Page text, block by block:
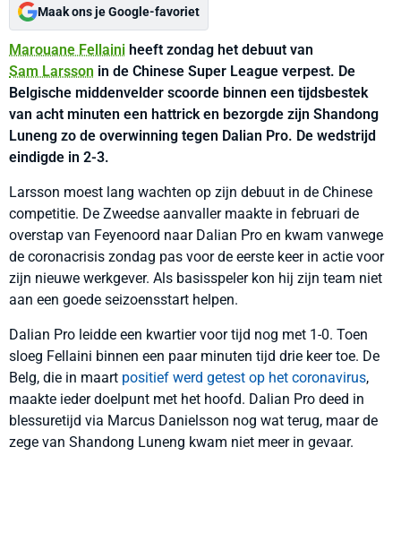
Maak ons je Google-favoriet
Marouane Fellaini heeft zondag het debuut van
Sam Larsson in de Chinese Super League verpest. De
Belgische middenvelder scoorde binnen een tijdsbestek
van acht minuten een hattrick en bezorgde zijn Shandong
Luneng zo de overwinning tegen Dalian Pro. De wedstrijd
eindigde in 2-3.
Larsson moest lang wachten op zijn debuut in de Chinese
competitie. De Zweedse aanvaller maakte in februari de
overstap van Feyenoord naar Dalian Pro en kwam vanwege
de coronacrisis zondag pas voor de eerste keer in actie voor
zijn nieuwe werkgever. Als basisspeler kon hij zijn team niet
aan een goede seizoensstart helpen.
Dalian Pro leidde een kwartier voor tijd nog met 1-0. Toen
sloeg Fellaini binnen een paar minuten tijd drie keer toe. De
Belg, die in maart positief werd getest op het coronavirus,
maakte ieder doelpunt met het hoofd. Dalian Pro deed in
blessuretijd via Marcus Danielsson nog wat terug, maar de
zege van Shandong Luneng kwam niet meer in gevaar.